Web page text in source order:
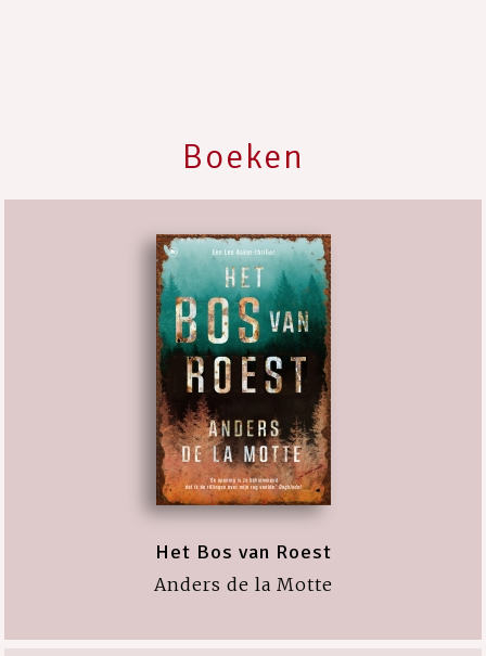
Boeken
Het Bos van Roest
Anders de la Motte